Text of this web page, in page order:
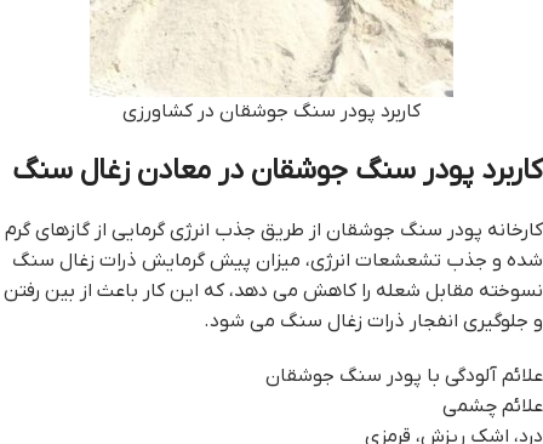
کاربرد پودر سنگ جوشقان در کشاورزی
کاربرد پودر سنگ جوشقان در معادن زغال سنگ
کارخانه پودر سنگ جوشقان از طریق جذب انرژی گرمایی از گازهای گرم
شده و جذب تشعشعات انرژی، میزان پیش گرمایش ذرات زغال سنگ
نسوخته مقابل شعله را کاهش می دهد، که این کار باعث از بین رفتن
و جلوگیری انفجار ذرات زغال سنگ می شود.
علائم آلودگی با پودر سنگ جوشقان
علائم چشمی
درد، اشک ریزش، قرمزی